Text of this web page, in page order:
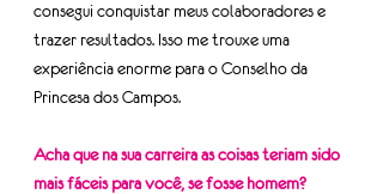
consegui conquistar meus colaboradores e
trazer resultados. Isso me trouxe uma
experiência enorme para o Conselho da
Princesa dos Campos.
Acha que na sua carreira as coisas teriam sido
mais fáceis para você, se fosse homem?